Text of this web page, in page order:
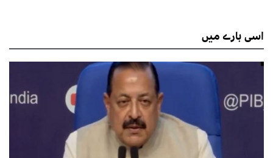
اسیبارے میں